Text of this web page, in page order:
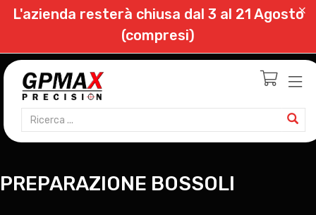
L'azienda resterà chiusa dal 3 al 21 Agosto
(compresi)
PREPARAZIONE BOSSOLI